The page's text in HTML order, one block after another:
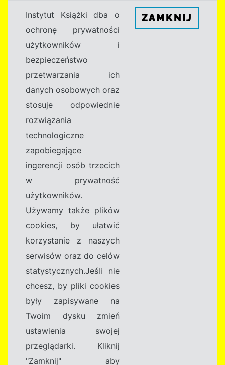
Instytut Książki dba o
ochronę prywatności
użytkowników i
bezpieczeństwo
przetwarzania ich
danych osobowych oraz
stosuje odpowiednie
rozwiązania
technologiczne
zapobiegające
ingerencji osób trzecich
w prywatność
użytkowników.
Używamy także plików
cookies, by ułatwić
korzystanie z naszych
serwisów oraz do celów
statystycznych.Jeśli nie
chcesz, by pliki cookies
były zapisywane na
Twoim dysku zmień
ustawienia swojej
przeglądarki. Kliknij
"Zamknij" aby
ZAMKNIJ